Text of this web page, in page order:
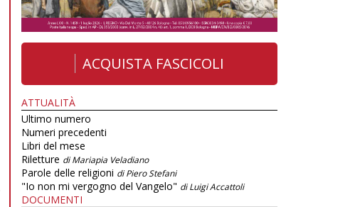
ACQUISTA FASCICOLI
ATTUALITÀ
Ultimo numero
Numeri precedenti
Libri del mese
Riletture di Mariapia Veladiano
Parole delle religioni di Piero Stefani
"Io non mi vergogno del Vangelo" di Luigi Accattoli
DOCUMENTI